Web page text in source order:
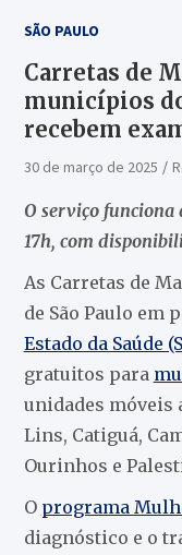
SÃO PAULO
Carretas de
municípios
recebem
30 de março de 2025
O serviço funciona
17h, com
As Carretas de
de São Paulo em
Estado da Saúde
gratuitos para
unidades móveis
Lins, Catiguá,
Ourinhos e
O programa
diagnóstico e o